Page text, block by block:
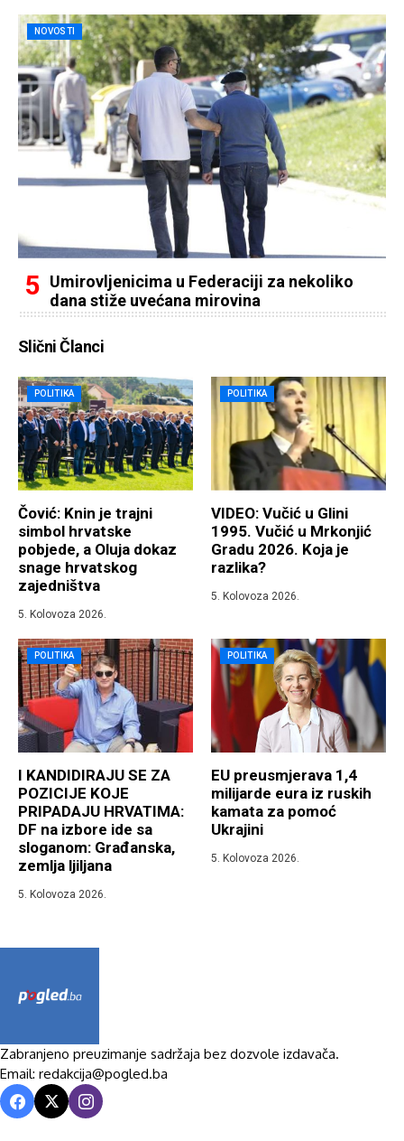
NOVOSTI
Umirovljenicima u Federaciji za nekoliko
dana stiže uvećana mirovina
Slični Članci
POLITIKA
Čović: Knin je trajni
simbol hrvatske
pobjede, a Oluja dokaz
snage hrvatskog
zajedništva
5. Kolovoza 2026.
POLITIKA
VIDEO: Vučić u Glini
1995. Vučić u Mrkonjić
Gradu 2026. Koja je
razlika?
5. Kolovoza 2026.
POLITIKA
I KANDIDIRAJU SE ZA
POZICIJE KOJE
PRIPADAJU HRVATIMA:
DF na izbore ide sa
sloganom: Građanska,
zemlja ljiljana
5. Kolovoza 2026.
POLITIKA
EU preusmjerava 1,4
milijarde eura iz ruskih
kamata za pomoć
Ukrajini
5. Kolovoza 2026.
Zabranjeno preuzimanje sadržaja bez dozvole izdavača.
Email: redakcija@pogled.ba